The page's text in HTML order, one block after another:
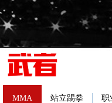
MMA 站立踢拳 职